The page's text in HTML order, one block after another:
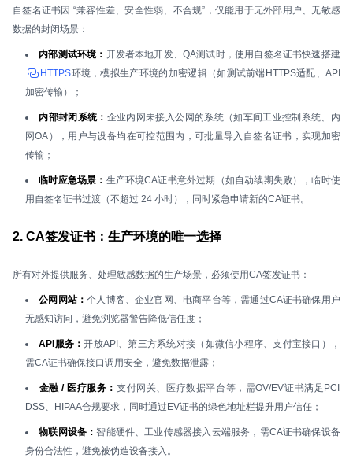
自签名证书因 “兼容性差、安全性弱、不合规”，仅能用于无外部用户、无敏感
数据的封闭场景：
内部测试环境： 开发者本地开发、QA测试时，使用自签名证书快速搭建
HTTPS环境，模拟生产环境的加密逻辑（如测试前端HTTPS适配、API
加密传输）；
内部封闭系统： 企业内网未接入公网的系统（如车间工业控制系统、内
网OA），用户与设备均在可控范围内，可批量导入自签名证书，实现加密
传输；
临时应急场景： 生产环境CA证书意外过期（如自动续期失败），临时使
用自签名证书过渡（不超过 24 小时），同时紧急申请新的CA证书。
2. CA签发证书：生产环境的唯一选择
所有对外提供服务、处理敏感数据的生产场景，必须使用CA签发证书：
公网网站：个人博客、企业官网、电商平台等，需通过CA证书确保用户
无感知访问，避免浏览器警告降低信任度；
API服务：开放API、第三方系统对接（如微信小程序、支付宝接口），
需CA证书确保接口调用安全，避免数据泄露；
金融 / 医疗服务：支付网关、医疗数据平台等，需OV/EV证书满足PCI
DSS、HIPAA合规要求，同时通过EV证书的绿色地址栏提升用户信任；
物联网设备：智能硬件、工业传感器接入云端服务，需CA证书确保设备
身份合法性，避免被伪造设备接入。